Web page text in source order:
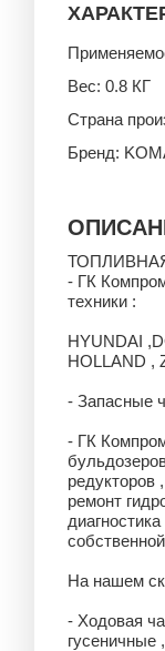
Вес: 0.8 КГ
Страна
Бренд:
ТОПЛИВНАЯ
- ГК
техники :
HYUNDAI
HOLLAND ,
- Запасные
- ГК
редукторов
ремонт
На нашем
- Ходовая